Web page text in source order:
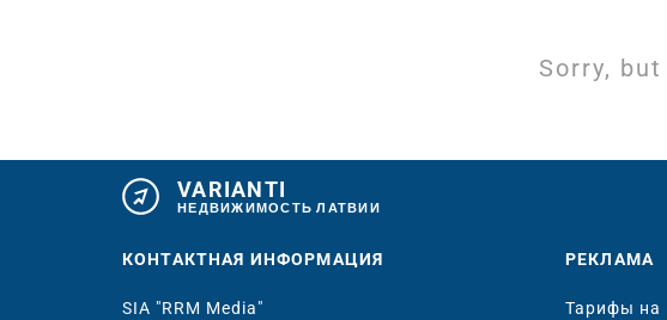
Sorry,
VARIANTI
НЕДВИЖИМОСТЬ ЛАТВИИ
КОНТАКТНАЯ ИНФОРМАЦИЯ
SIA "RRM Media"
РЕКЛАМА
Тарифы на